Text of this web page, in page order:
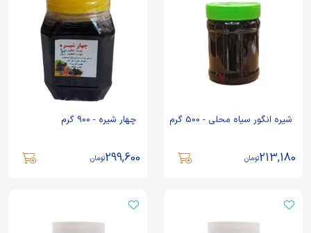
شیره انگور سیاه محلی - 500 گرم
213,180تومان
چهار شیره - 900 گرم
299,600تومان